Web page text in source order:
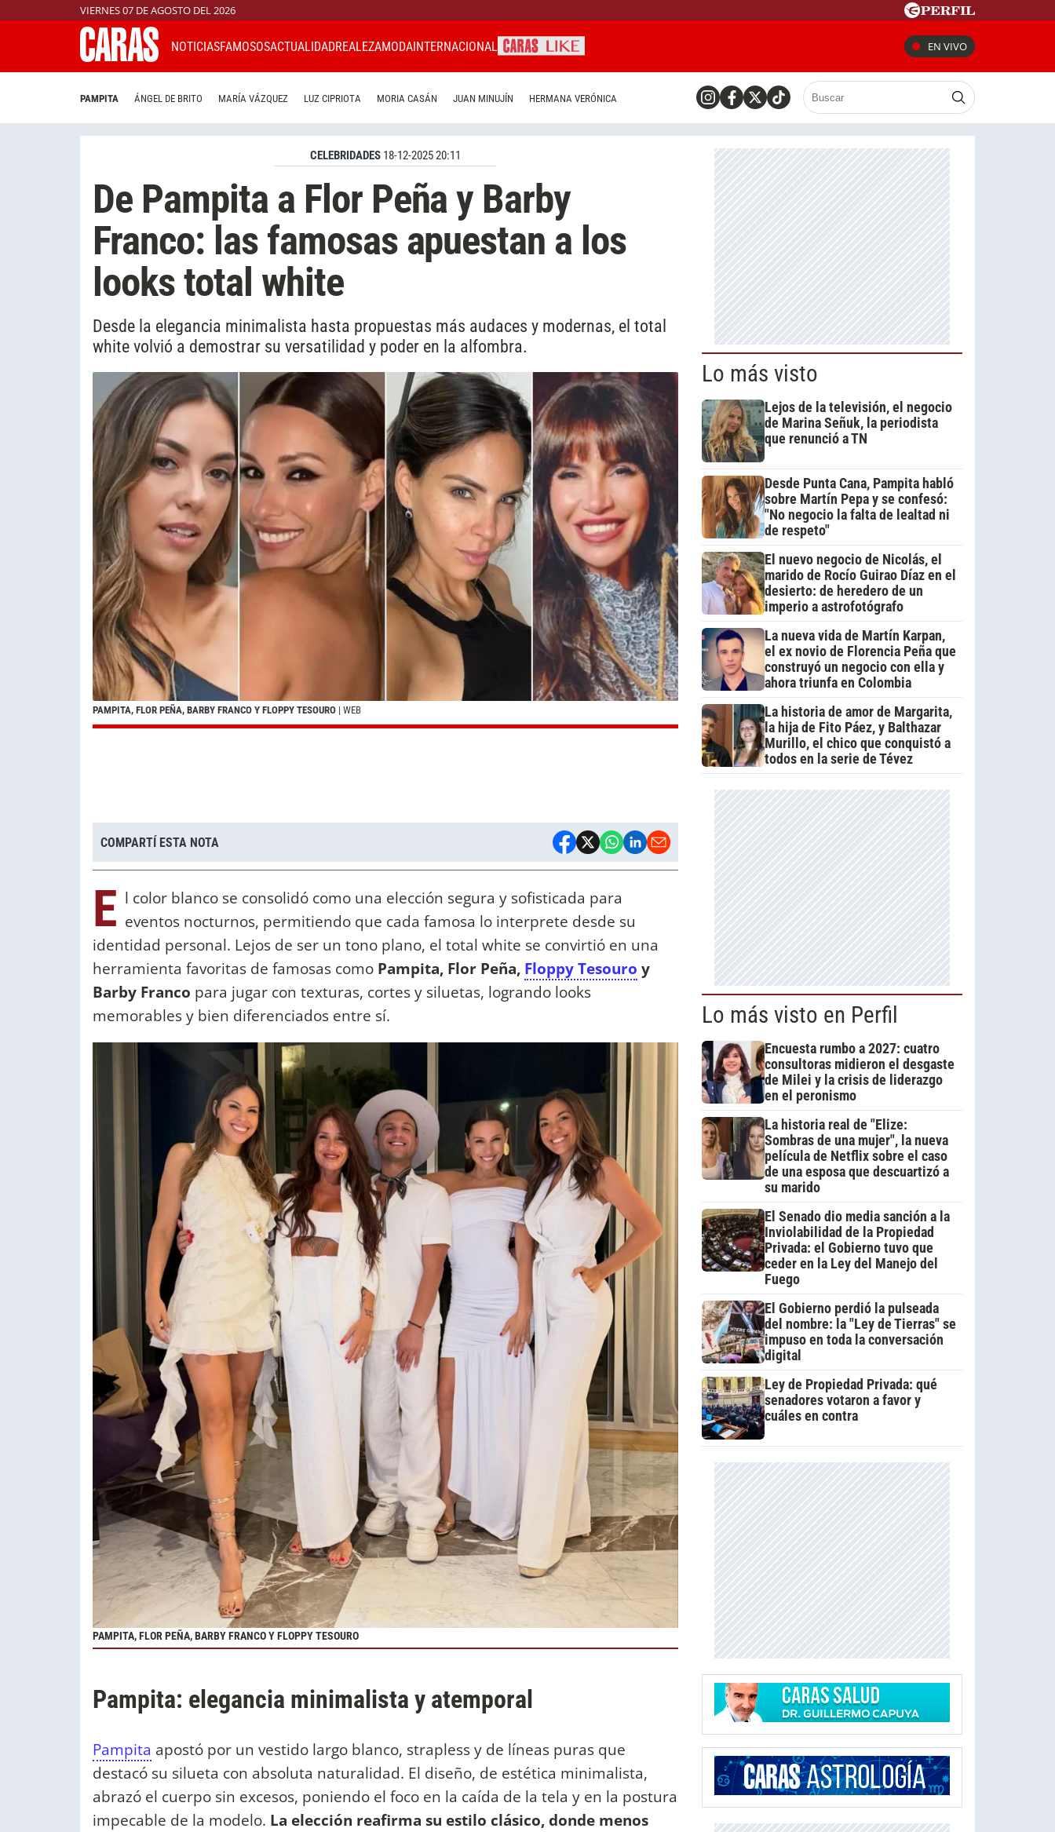
VIERNES 07 DE AGOSTO DEL 2026
NOTICIASFAMOSOSACTUALIDADREALEZAMODAINTERNACIONAL EN VIVO
PAMPITA ÁNGEL DE BRITO MARÍA VÁZQUEZ LUZ CIPRIOTA MORIA CASÁN JUAN MINUJÍN HERMANA VERÓNICA
CELEBRIDADES 18-12-2025 20:11
De Pampita a Flor Peña y Barby
Franco: las famosas apuestan a los
looks total white
Desde la elegancia minimalista hasta propuestas más audaces y modernas, el total
white volvió a demostrar su versatilidad y poder en la alfombra.
PAMPITA, FLOR PEÑA, BARBY FRANCO Y FLOPPY TESOURO | WEB
COMPARTÍ ESTA NOTA
E l color blanco se consolidó como una elección segura y sofisticada para
eventos nocturnos, permitiendo que cada famosa lo interprete desde su
identidad personal. Lejos de ser un tono plano, el total white se convirtió en una
herramienta favoritas de famosas como Pampita, Flor Peña, Floppy Tesouro y
Barby Franco para jugar con texturas, cortes y siluetas, logrando looks
memorables y bien diferenciados entre sí.
PAMPITA, FLOR PEÑA, BARBY FRANCO Y FLOPPY TESOURO
Pampita: elegancia minimalista y atemporal
Pampita apostó por un vestido largo blanco, strapless y de líneas puras que
destacó su silueta con absoluta naturalidad. El diseño, de estética minimalista,
abrazó el cuerpo sin excesos, poniendo el foco en la caída de la tela y en la postura
impecable de la modelo. La elección reafirma su estilo clásico, donde menos
Lo más visto
Lejos de la televisión, el negocio
de Marina Señuk, la periodista
que renunció a TN
Desde Punta Cana, Pampita habló
sobre Martín Pepa y se confesó:
"No negocio la falta de lealtad ni
de respeto"
El nuevo negocio de Nicolás, el
marido de Rocío Guirao Díaz en el
desierto: de heredero de un
imperio a astrofotógrafo
La nueva vida de Martín Karpan,
el ex novio de Florencia Peña que
construyó un negocio con ella y
ahora triunfa en Colombia
La historia de amor de Margarita,
la hija de Fito Páez, y Balthazar
Murillo, el chico que conquistó a
todos en la serie de Tévez
Lo más visto en Perfil
Encuesta rumbo a 2027: cuatro
consultoras midieron el desgaste
de Milei y la crisis de liderazgo
en el peronismo
La historia real de "Elize:
Sombras de una mujer", la nueva
película de Netflix sobre el caso
de una esposa que descuartizó a
su marido
El Senado dio media sanción a la
Inviolabilidad de la Propiedad
Privada: el Gobierno tuvo que
ceder en la Ley del Manejo del
Fuego
El Gobierno perdió la pulseada
del nombre: la "Ley de Tierras" se
impuso en toda la conversación
digital
Ley de Propiedad Privada: qué
senadores votaron a favor y
cuáles en contra